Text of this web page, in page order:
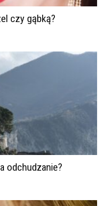
czy gąbką?
odchudzanie?